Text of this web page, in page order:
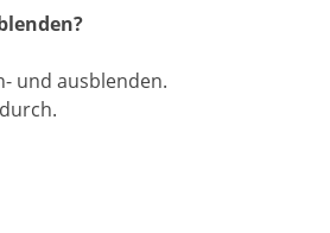
und ausblenden.